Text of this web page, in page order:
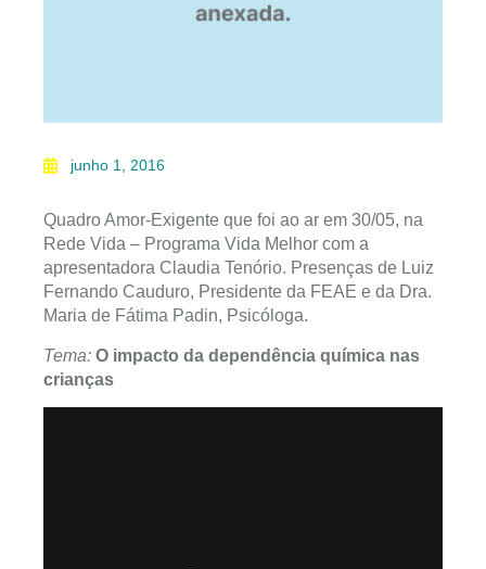
junho 1, 2016
Quadro Amor-Exigente que foi ao ar em 30/05, na
Rede Vida – Programa Vida Melhor com a
apresentadora Claudia Tenório. Presenças de Luiz
Fernando Cauduro, Presidente da FEAE e da Dra.
Maria de Fátima Padin, Psicóloga.
Tema: O impacto da dependência química nas
crianças